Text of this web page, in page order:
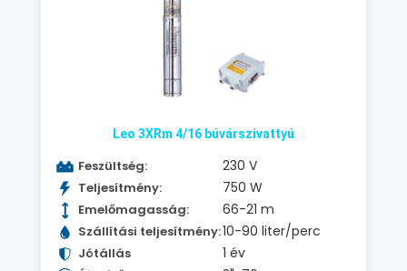
Leo 3XRm 4/16 búvárszivattyú
Feszültség: 230 V
Teljesítmény: 750 W
Emelőmagasság: 66-21 m
Szállítási teljesítmény:10-90 liter/perc
Jótállás 1 év